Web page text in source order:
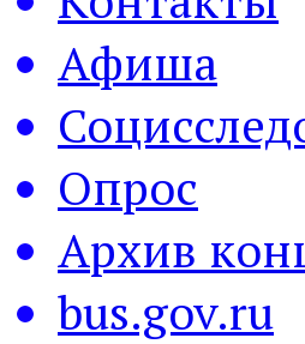
Афиша
Опрос
Архив
bus.gov.ru